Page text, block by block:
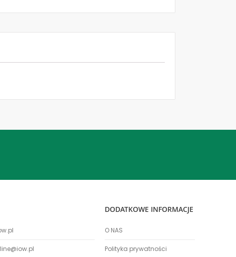
DODATKOWE INFORMACJE
O NAS
Polityka prywatności